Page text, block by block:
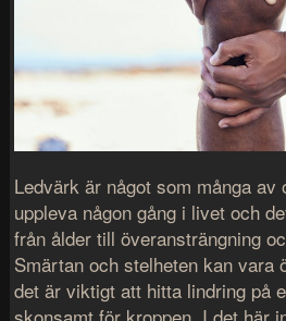
Ledvärk är något som många
uppleva någon gång i livet och
från ålder till överansträngning
Smärtan och stelheten kan vara
det är viktigt att hitta lindring på